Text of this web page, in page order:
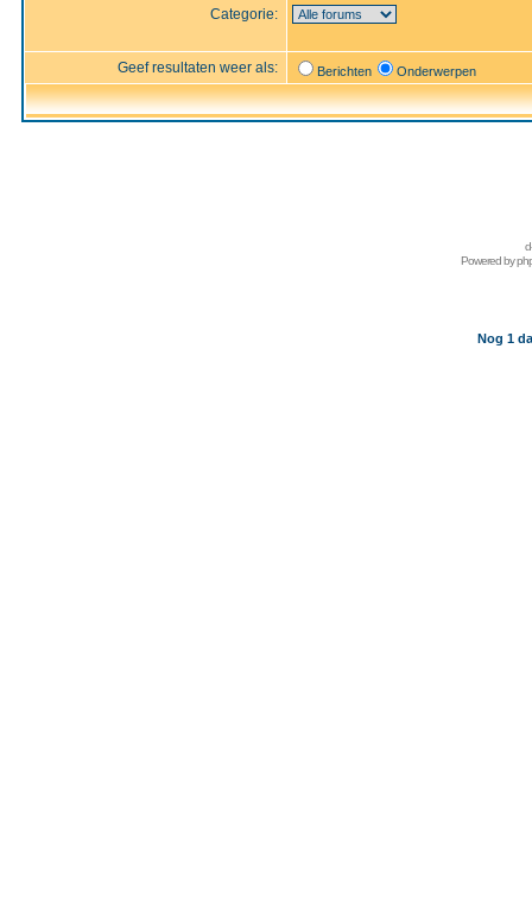
Categorie:
Geef resultaten weer als: Berichten Onderwerpen
Powered by
Nog 1